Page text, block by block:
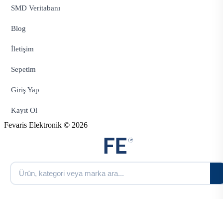
SMD Veritabanı
Blog
İletişim
Sepetim
Giriş Yap
Kayıt Ol
Fevaris Elektronik © 2026